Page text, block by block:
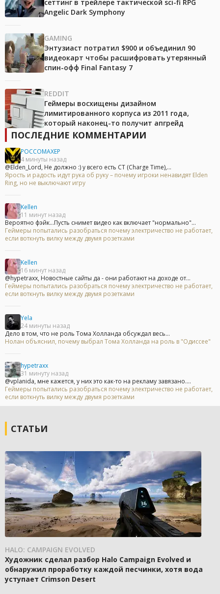
сеттинг в трейлере тактической sci-fi RPG
Angelic Dark Symphony
GAMING
Энтузиаст потратил $900 и объединил 90
видеокарт чтобы расшифровать утерянный
спин-офф Final Fantasy 7
REDDIT
Геймеры восхищены дизайном
лимитированного корпуса из 2011 года,
который наконец-то получит апгрейд
ПОСЛЕДНИЕ КОММЕНТАРИИ
POCCOMAXEP
4 минуты назад
@Elden_Lord, Не должно :) у всего есть CT (Charge Time),...
Ярость и радость идут рука об руку – почему игроки ненавидят Elden
Ring, но не выключают игру
Kellen
11 минут назад
Вероятно фэйк...Пусть снимет видео как включает "нормально"...
Геймеры попытались разобраться почему электричество не работает,
если воткнуть вилку между двумя розетками
Kellen
16 минут назад
@hypetraxx, Новостные сайты да - они работают на доходе от...
Геймеры попытались разобраться почему электричество не работает,
если воткнуть вилку между двумя розетками
Yela
24 минуты назад
Дело в том, что не роль Тома Холланда обсуждал весь...
Нолан объяснил, почему выбрал Тома Холланда на роль в "Одиссее"
hypetraxx
31 минуту назад
@vplanida, мне кажется, у них это как-то на рекламу завязано....
Геймеры попытались разобраться почему электричество не работает,
если воткнуть вилку между двумя розетками
СТАТЬИ
HALO: CAMPAIGN EVOLVED
Художник сделал разбор Halo Campaign Evolved и
обнаружил проработку каждой песчинки, хотя вода
уступает Crimson Desert